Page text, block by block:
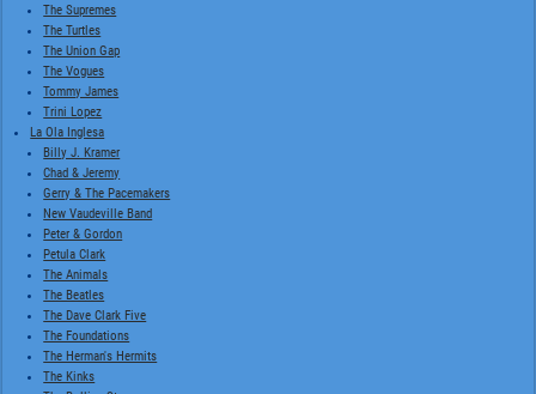
The Supremes
The Turtles
The Union Gap
The Vogues
Tommy James
Trini Lopez
La Ola Inglesa
Billy J. Kramer
Chad & Jeremy
Gerry & The Pacemakers
New Vaudeville Band
Peter & Gordon
Petula Clark
The Animals
The Beatles
The Dave Clark Five
The Foundations
The Herman's Hermits
The Kinks